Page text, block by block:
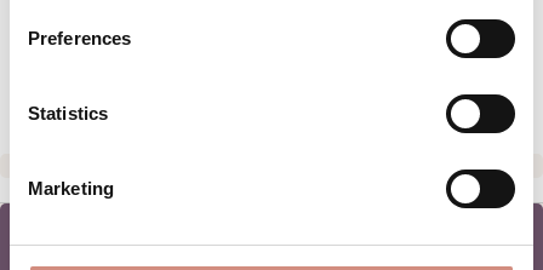
Preferences
Statistics
Marketing